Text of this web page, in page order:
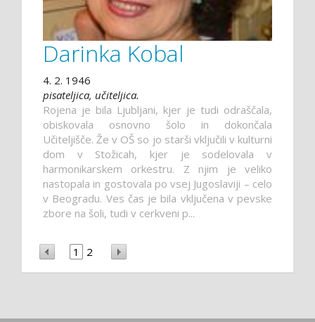
Darinka Kobal
4. 2. 1946
pisateljica, učiteljica.
Rojena je bila Ljubljani, kjer je tudi odraščala,
obiskovala osnovno šolo in dokončala
Učiteljišče. Že v OŠ so jo starši vključili v kulturni
dom v Stožicah, kjer je sodelovala v
harmonikarskem orkestru. Z njim je veliko
nastopala in gostovala po vsej Jugoslaviji – celo
v Beogradu. Ves čas je bila vključena v pevske
zbore na šoli, tudi v cerkveni p...
1 2